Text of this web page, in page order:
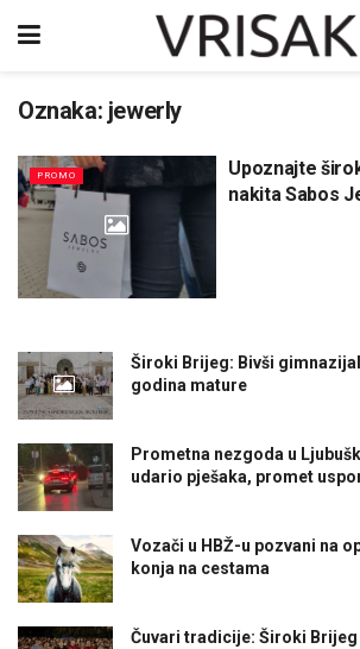
Oznaka: jewerly
PROMO
Upoznajte
nakita Sabos
Široki Brijeg: Bivši
godina mature
Prometna nezgoda u
udario pješaka, promet
Vozači u HBŽ-u pozvani na
konja na cestama
Čuvari tradicije: Široki